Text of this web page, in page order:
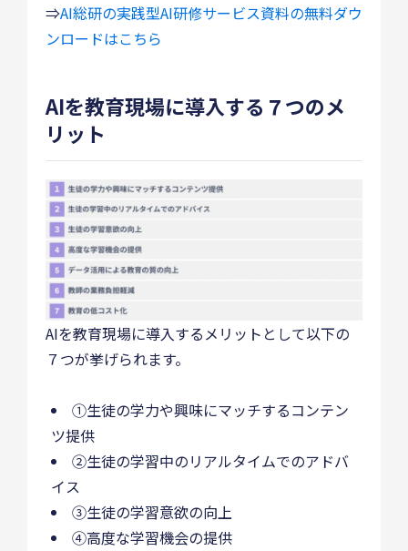
⇒AI総研の実践型AI研修サービス資料の無料ダウ
ンロードはこちら
AIを教育現場に導入する７つのメ
リット
AIを教育現場に導入するメリットとして以下の
７つが挙げられます。
①生徒の学力や興味にマッチするコンテン
ツ提供
②生徒の学習中のリアルタイムでのアドバ
イス
③生徒の学習意欲の向上
④高度な学習機会の提供